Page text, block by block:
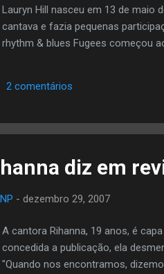
Lauryn Hill nasceu em 13 de maio
cantava e fazia pequenas
rhythm & blues Fugees começou
cantora. Hill levou cinco, entre
2 comentários
diz em
NP - dezembro 29, 2007
A cantora Rihanna, 19 anos, é
concedida a publicação, ela
"Quando nos encontramos,